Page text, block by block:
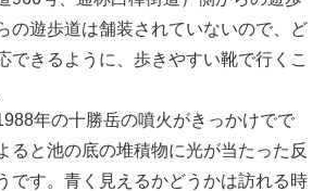
の遊歩道は舗装されていないので、ど
できるように、歩きやすい靴で行くこ
年の十勝岳の噴火がきっかけでで
ると池の底の堆積物に光が当たった反
です。青く見えるかどうかは訪れる時